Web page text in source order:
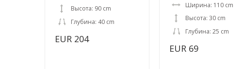
Высота: 90 cm
Глубина: 40 cm
EUR 204
Ширина: 110 cm
Высота: 30 cm
Глубина: 25 cm
EUR 69